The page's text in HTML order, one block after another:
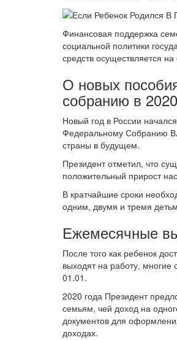
Финансовая поддержка
социальной политики
средств осуществляется
О новых
собранию в
Новый год в России
Федеральному Собранию
страны в будущем.
Президент отметил, что
положительный прирост
В кратчайшие сроки
одним, двумя и тремя
Ежемесячные
После того как ребенок
выходят на работу, многие
01.01.
2020 года Президент
семьям, чей доход на
документов для
доходах.